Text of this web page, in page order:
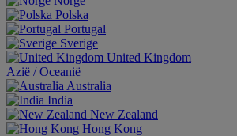
Polska
Portugal
Sverige
United Kingdom
Aziё / Oceaniё
Australia
India
New Zealand
Hong Kong